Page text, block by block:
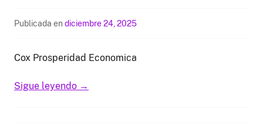
Publicada en diciembre 24, 2025
Cox Prosperidad Economica
Sigue leyendo →